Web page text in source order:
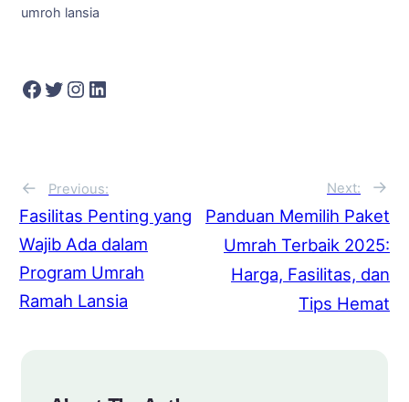
umroh lansia
Facebook Twitter Instagram LinkedIn
← Previous:
Fasilitas Penting yang
Wajib Ada dalam
Program Umrah
Ramah Lansia
Next:
Panduan Memilih Paket
Umrah Terbaik 2025:
Harga, Fasilitas, dan
Tips Hemat
→